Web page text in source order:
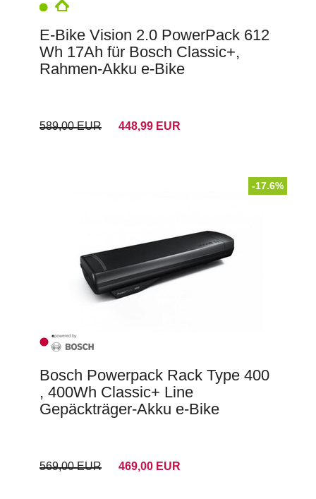
E-Bike Vision 2.0 PowerPack 612
Wh 17Ah für Bosch Classic+,
Rahmen-Akku e-Bike
589,00 EUR 448,99 EUR
-17.6%
Bosch Powerpack Rack Type 400
, 400Wh Classic+ Line
Gepäckträger-Akku e-Bike
569,00 EUR 469,00 EUR